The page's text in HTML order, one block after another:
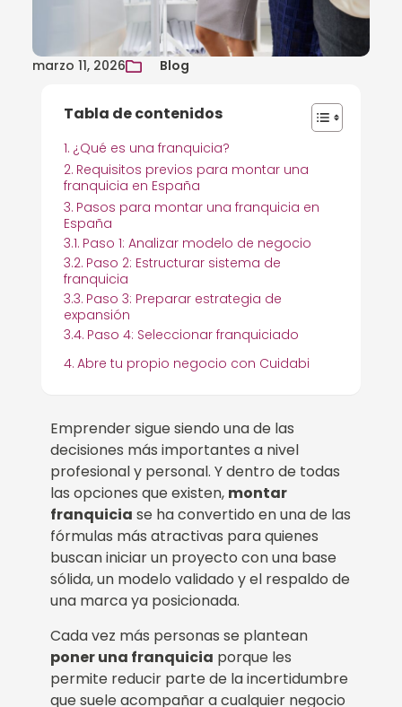
Blog
marzo 11, 2026
Tabla de contenidos
¿Qué es una franquicia?
Requisitos previos para montar una
franquicia en España
Pasos para montar una franquicia en
España
Paso 1: Analizar modelo de negocio
Paso 2: Estructurar sistema de
franquicia
Paso 3: Preparar estrategia de
expansión
Paso 4: Seleccionar franquiciado
Abre tu propio negocio con Cuidabi
Emprender sigue siendo una de las
decisiones más importantes a nivel
profesional y personal. Y dentro de todas
las opciones que existen, montar
franquicia se ha convertido en una de las
fórmulas más atractivas para quienes
buscan iniciar un proyecto con una base
sólida, un modelo validado y el respaldo de
una marca ya posicionada.
Cada vez más personas se plantean
poner una franquicia porque les
permite reducir parte de la incertidumbre
que suele acompañar a cualquier negocio